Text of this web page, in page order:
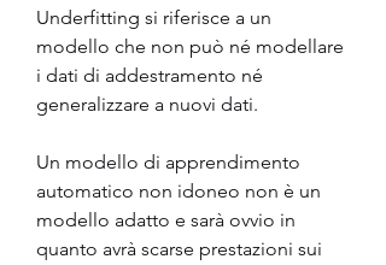
Underfitting si riferisce a un
modello che non può né modellare
i dati di addestramento né
generalizzare a nuovi dati.
Un modello di apprendimento
automatico non idoneo non è un
modello adatto e sarà ovvio in
quanto avrà scarse prestazioni sui